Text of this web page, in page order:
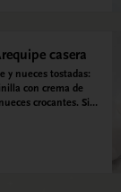
casera
y nueces tostadas:
con crema de
crocantes. Sin